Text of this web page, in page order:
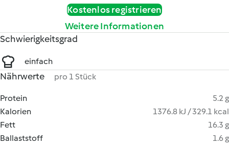
Kostenlos registrieren
Weitere Informationen
Schwierigkeitsgrad
einfach
Nährwerte pro 1 Stück
Protein
5.2 g
Kalorien
1376.8 kJ / 329.1 kcal
Fett
16.3 g
Ballaststoff
1.6 g